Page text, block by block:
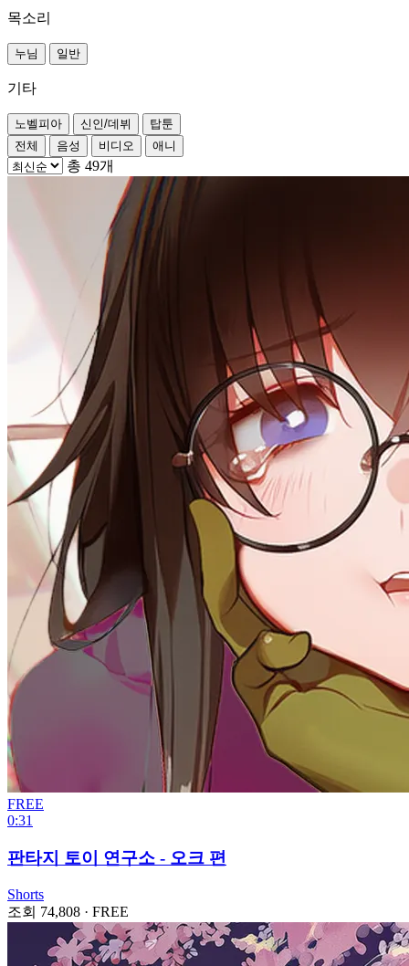
목소리
누님 일반
기타
노벨피아 신인/데뷔
탑툰
전체
음성 비디오 애니
총 49개
FREE
0:31
판타지 토이 연구소 - 오크 편
Shorts
조회 74,808 · FREE